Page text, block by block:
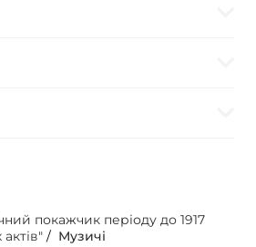
покажчик періоду до 1917
/ Музичі